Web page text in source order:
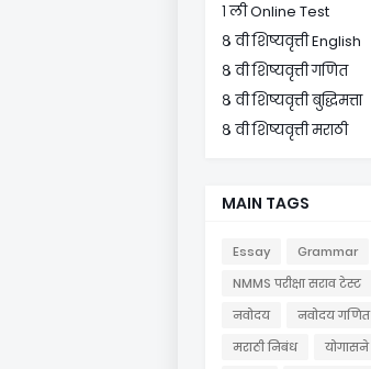
१ ली Online Test
८ वी शिष्यवृत्ती English
८ वी शिष्यवृत्ती गणित
८ वी शिष्यवृत्ती बुद्धिमत्ता
८ वी शिष्यवृत्ती मराठी
MAIN TAGS
Essay
Grammar
NMMS परीक्षा सराव टेस्ट
नवोदय
नवोदय गणित
मराठी निबंध
योगासने